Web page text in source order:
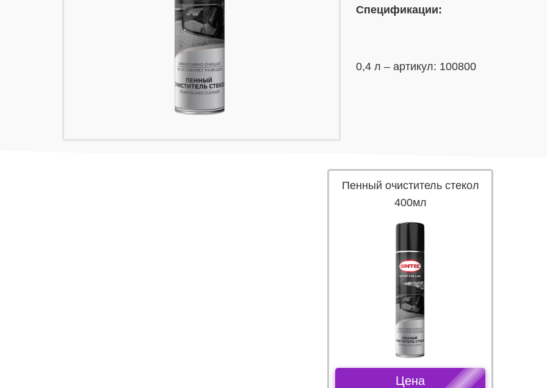
Спецификации:
0,4 л – артикул: 100800
Пенный очиститель стекол
400мл
Цена